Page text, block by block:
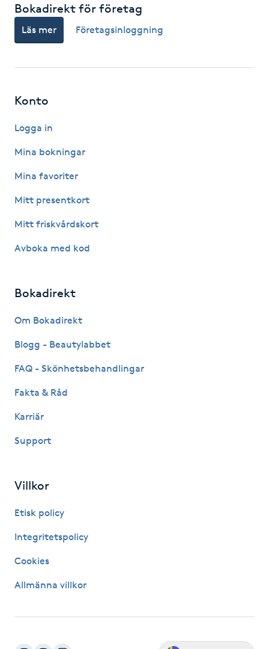
Hyaluronsyra
Hårbottenbehandling
Hårvård
Hälsa
IPL
IR-massage
Japansk massage
K18
Katun fransar
Bokadirekt för företag
Läs mer Företagsinloggning
Konto
Logga in
Mina bokningar
Mina favoriter
Mitt presentkort
Mitt friskvårdskort
Avboka med kod
Bokadirekt
Om Bokadirekt
Blogg - Beautylabbet
FAQ - Skönhetsbehandlingar
Fakta & Råd
Karriär
Support
Villkor
Etisk policy
Integritetspolicy
Cookies
Allmänna villkor